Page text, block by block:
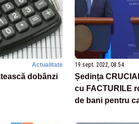
Actualitate
dobânzi
19 sept. 2022, 08:54
Ședința
cu FACTURILE
de bani pentru